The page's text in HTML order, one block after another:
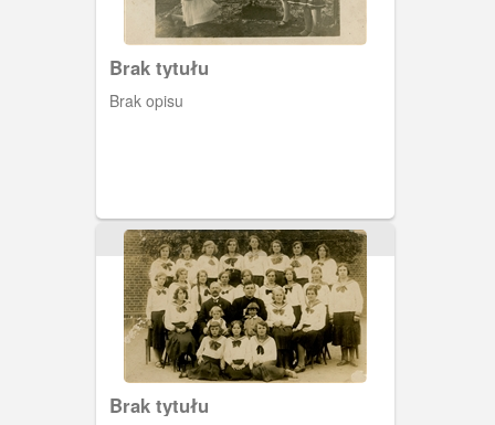
Brak tytułu
Brak opisu
Brak tytułu